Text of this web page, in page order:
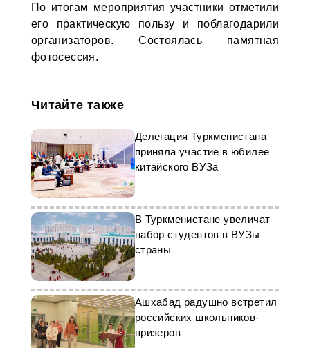
По итогам мероприятия участники отметили
его практическую пользу и поблагодарили
организаторов. Состоялась памятная
фотосессия.
Читайте также
Делегация Туркменистана
приняла участие в юбилее
китайского ВУЗа
В Туркменистане увеличат
набор студентов в ВУЗы
страны
Ашхабад радушно встретил
российских школьников-
призеров